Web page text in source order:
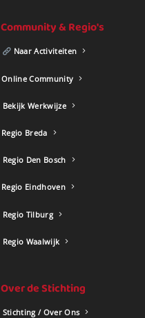
Community & Regio's
Naar Activiteiten
Online Community
Bekijk Werkwijze
Regio Breda
Regio Den Bosch
Regio Eindhoven
Regio Tilburg
Regio Waalwijk
Over de Stichting
Stichting / Over Ons